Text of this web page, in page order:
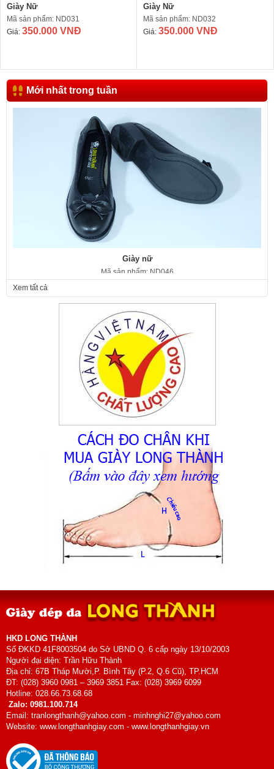
Giày Nữ
Mã sản phẩm: ND031
Giá: 350.000 VNĐ
Giày Nữ
Mã sản phẩm: ND032
Giá: 350.000 VNĐ
Mới nhất trong tuần
Giày nữ
Mã sản phẩm: ND046
Xem tất cả
HKD LONG THÀNH
Số ĐKKD 41F8003504 do Sở UBND Q. 6 cấp ngày 13/10/2003
Người đại diện: Trần Hữu Thành
Địa chỉ: 67B Tháp Mười,P. Bình Tây (P.2, Q.6 Cũ), TP.HCM
ĐT: (028) 3960 0981 – 3969 3851 Fax: (028) 3969 6099
Hotline: 028.66.73.68.68
Zalo: 0981.100.714
Email: tranlongthanh@yahoo.com - minhnghi27@yahoo.com
Website: www.longthanhgiay.com - www.longthanhgiay.vn